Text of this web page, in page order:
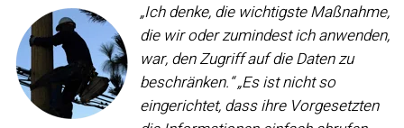
„Ich denke, die wichtigste Maßnahme,
die wir oder zumindest ich anwenden,
war, den Zugriff auf die Daten zu
beschränken.“ „Es ist nicht so
eingerichtet, dass ihre Vorgesetzten